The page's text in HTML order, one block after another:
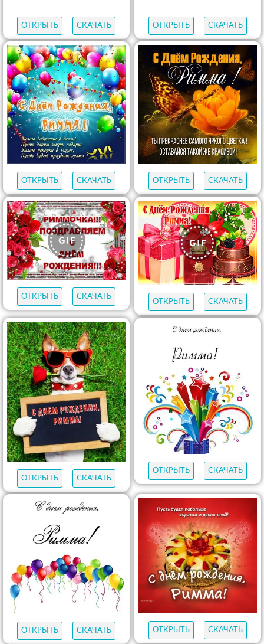
ОТКРЫТЬ СКАЧАТЬ ОТКРЫТЬ СКАЧАТЬ
ОТКРЫТЬ СКАЧАТЬ ОТКРЫТЬ СКАЧАТЬ
ОТКРЫТЬ СКАЧАТЬ
ОТКРЫТЬ СКАЧАТЬ
ОТКРЫТЬ СКАЧАТЬ
ОТКРЫТЬ СКАЧАТЬ
ОТКРЫТЬ СКАЧАТЬ ОТКРЫТЬ СКАЧАТЬ